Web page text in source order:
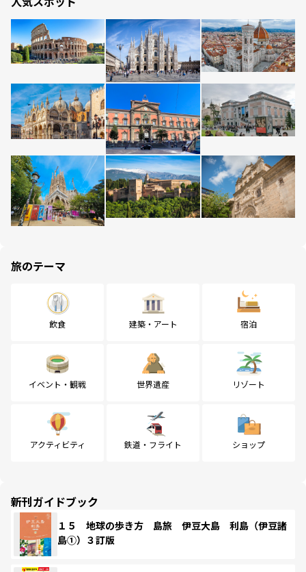
旅のテーマ
飲食 建築・アート 宿泊
イベント・観戦 世界遺産 リゾート
アクティビティ 鉄道・フライト ショップ
新刊ガイドブック
１５ 地球の歩き方 島旅 伊豆大島 利島（伊豆諸
島①）３訂版